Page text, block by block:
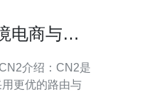
电商与
介绍：CN2是
更优的路由与